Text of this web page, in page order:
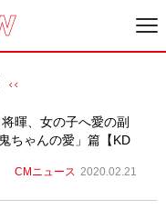
暉、女の子へ愛の副
ちゃんの愛」篇【KD
CMニュース 2020.02.21